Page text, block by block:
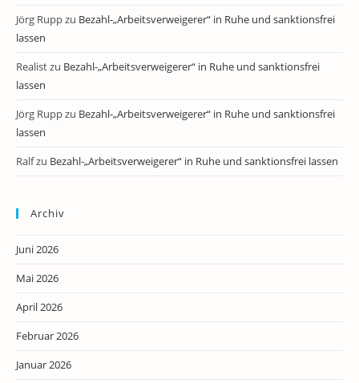
Jörg Ruppzu Bezahl-„Arbeitsverweigerer“ in Ruhe und sanktionsfrei
lassen
Realistzu Bezahl-„Arbeitsverweigerer“ in Ruhe und sanktionsfrei
lassen
Jörg Ruppzu Bezahl-„Arbeitsverweigerer“ in Ruhe und sanktionsfrei
lassen
Ralfzu Bezahl-„Arbeitsverweigerer“ in Ruhe und sanktionsfrei lassen
Archiv
Juni 2026
Mai 2026
April 2026
Februar 2026
Januar 2026